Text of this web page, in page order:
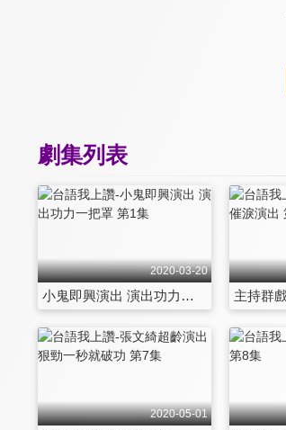
劇集列表
2020-03-20
小鬼即興演出 演出功力一把罩 第1集
2020-05-01